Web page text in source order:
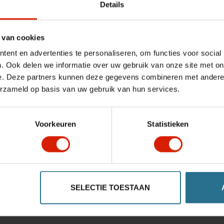
Details
cookies
en advertenties te personaliseren, om functies voor
Ook delen we informatie over uw gebruik van onze site met
Deze partners kunnen deze gegevens combineren met
op basis van uw gebruik van hun services.
Voorkeuren Statistieken
SELECTIE TOESTAAN